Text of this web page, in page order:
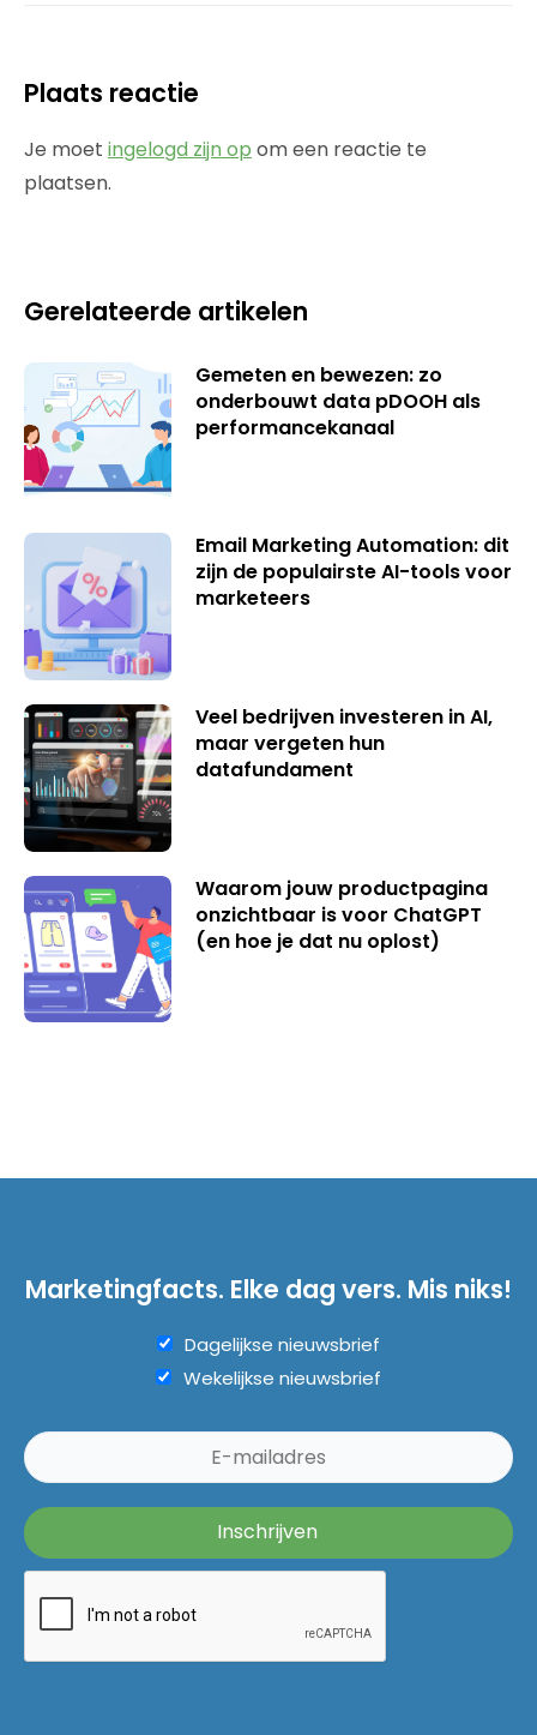
Plaats reactie
Je moet ingelogd zijn op om een reactie te
plaatsen.
Gerelateerde artikelen
Gemeten en bewezen: zo
onderbouwt data pDOOH als
performancekanaal
Email Marketing Automation: dit
zijn de populairste AI-tools voor
marketeers
Veel bedrijven investeren in AI,
maar vergeten hun
datafundament
Waarom jouw productpagina
onzichtbaar is voor ChatGPT
(en hoe je dat nu oplost)
Marketingfacts. Elke dag vers. Mis niks!
Dagelijkse nieuwsbrief
Wekelijkse nieuwsbrief